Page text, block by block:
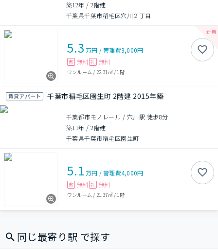
築12年 /2階建
千葉県千葉市稲毛区穴川２丁目
5.3 万円 /管理費3,000円
敷 無料 礼 無料
ワンルーム / 22.31㎡/ 1階
賃貸アパート 千葉市稲毛区園生町 2階建 2015年築
千葉都市モノレール / 穴川駅 徒歩8分
築11年 /2階建
千葉県千葉市稲毛区園生町
5.1 万円 /管理費4,000円
敷 無料 礼 無料
ワンルーム / 21.37㎡/ 1階
同じ最寄り駅 で探す